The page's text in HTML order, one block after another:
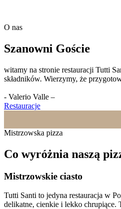
O nas
Szanowni Goście
witamy na stronie restauracji Tutti
składników. Wierzymy, że
- Valerio Valle –
Restauracje
Mistrzowska pizza
Co wyróżnia naszą
Mistrzowskie ciasto
Tutti Santi to jedyna restauracja w
delikatne, cienkie i lekko chrupiące.